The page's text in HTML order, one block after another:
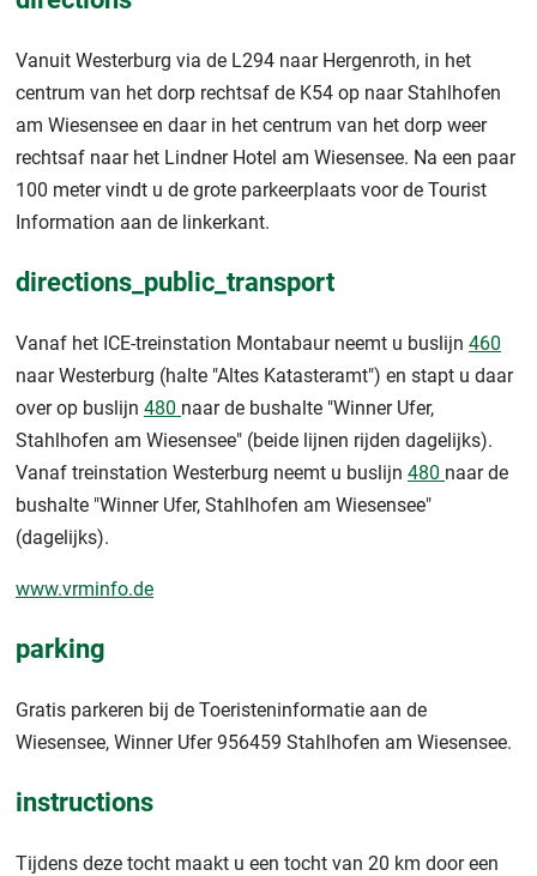
Vanuit Westerburg via de L294 naar Hergenroth, in het
centrum van het dorp rechtsaf de K54 op naar Stahlhofen
am Wiesensee en daar in het centrum van het dorp weer
rechtsaf naar het Lindner Hotel am Wiesensee. Na een paar
100 meter vindt u de grote parkeerplaats voor de Tourist
Information aan de linkerkant.
directions_public_transport
Vanaf het ICE-treinstation Montabaur neemt u buslijn 460
naar Westerburg (halte "Altes Katasteramt") en stapt u daar
over op buslijn 480 naar de bushalte "Winner Ufer,
Stahlhofen am Wiesensee" (beide lijnen rijden dagelijks).
Vanaf treinstation Westerburg neemt u buslijn 480 naar de
bushalte "Winner Ufer, Stahlhofen am Wiesensee"
(dagelijks).
www.vrminfo.de
parking
Gratis parkeren bij de Toeristeninformatie aan de
Wiesensee, Winner Ufer 956459 Stahlhofen am Wiesensee.
instructions
Tijdens deze tocht maakt u een tocht van 20 km door een